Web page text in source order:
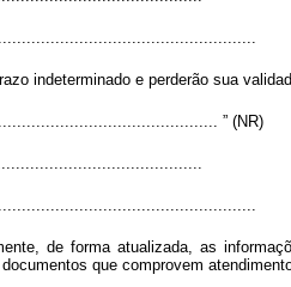
indeterminado e perderão sua
” (NR)
de forma atualizada, as
que comprovem